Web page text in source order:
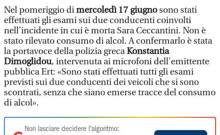
Nel pomeriggio dimercoledì 17 giugnosono stati
effettuati gli esami sui due conducenti coinvolti
nell’incidente in cui è morta Sara Ceccantini. Non è
stato rilevato consumo di alcol. A confermarlo è stata
la portavoce della polizia grecaKonstantia
Dimoglidou, intervenuta ai microfoni dell’emittente
pubblica Ert: «Sono stati effettuati tutti gli esami
previsti sui due conducenti dei veicoli che si sono
scontrati, senza che siano emerse tracce del consumo
di alcol».
Non lasciare decidere l'algoritmo: